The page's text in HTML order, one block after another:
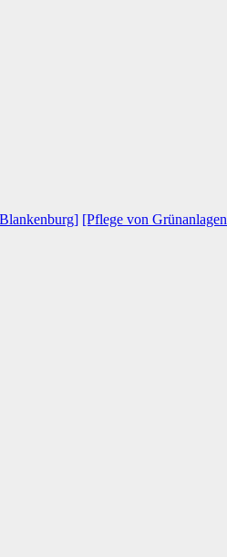
[Pflege von Grünanlagen